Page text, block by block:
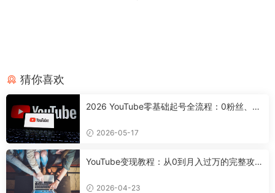
猜你喜欢
2026 YouTube零基础起号全流程：0粉丝、0
2026-05-17
YouTube变现教程：从0到月入过万的完整攻
2026-04-23